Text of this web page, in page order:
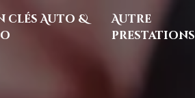
clés Auto &
Autre
prestations